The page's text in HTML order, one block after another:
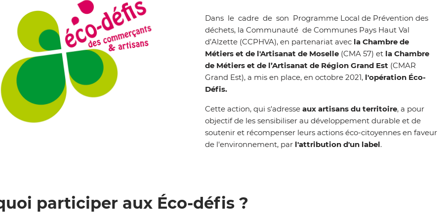
Dans le cadre de son Programme Local de Prévention des
déchets, la Communauté de Communes Pays Haut Val
d’Alzette (CCPHVA), en partenariat avec la Chambre de
Métiers et de l'Artisanat de Moselle (CMA 57) et la Chambre
de Métiers et de l’Artisanat de Région Grand Est (CMAR
Grand Est), a mis en place, en octobre 2021, l'opération Éco-
Défis.
Cette action, qui s'adresse aux artisans du territoire, a pour
objectif de les sensibiliser au développement durable et de
soutenir et récompenser leurs actions éco-citoyennes en faveur
de l'environnement, par l'attribution d'un label.
participer aux Éco-défis ?